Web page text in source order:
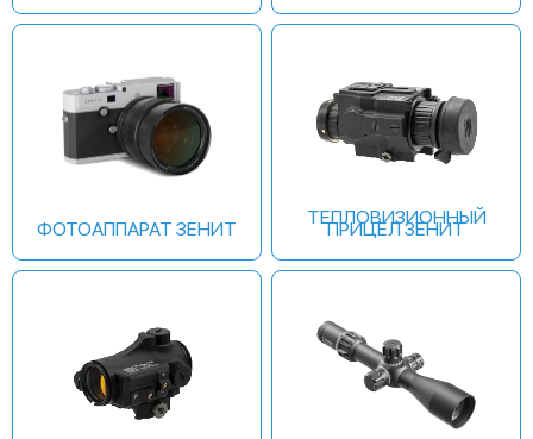
ФОТОАППАРАТ ЗЕНИТ
ТЕПЛОВИЗИОННЫЙ
ПРИЦЕЛ ЗЕНИТ